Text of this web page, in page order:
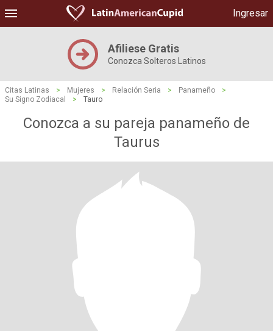
Ingresar
Afiliese Gratis
Conozca Solteros Latinos
Citas Latinas > Mujeres > Relación Seria > Panameño
>
Su Signo Zodiacal
> Tauro
Conozca a su pareja panameño de
Taurus